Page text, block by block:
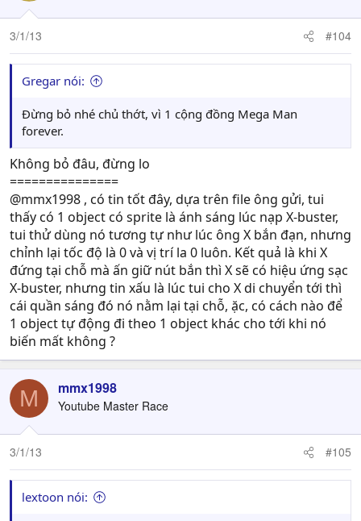
3/1/13 #104
Gregar nói:
Đừng bỏ nhé chủ thớt, vì 1 cộng đồng Mega Man
forever.
Không bỏ đâu, đừng lo
===============
@mmx1998 , có tin tốt đây, dựa trên file ông gửi, tui
thấy có 1 object có sprite là ánh sáng lúc nạp X-buster,
tui thử dùng nó tương tự như lúc ông X bắn đạn, nhưng
chỉnh lại tốc độ là 0 và vị trí la 0 luôn. Kết quả là khi X
đứng tại chỗ mà ấn giữ nút bắn thì X sẽ có hiệu ứng sạc
X-buster, nhưng tin xấu là lúc tui cho X di chuyển tới thì
cái quần sáng đó nó nằm lại tại chỗ, ặc, có cách nào để
1 object tự động đi theo 1 object khác cho tới khi nó
biến mất không ?
M mmx1998
Youtube Master Race
3/1/13 #105
lextoon nói: